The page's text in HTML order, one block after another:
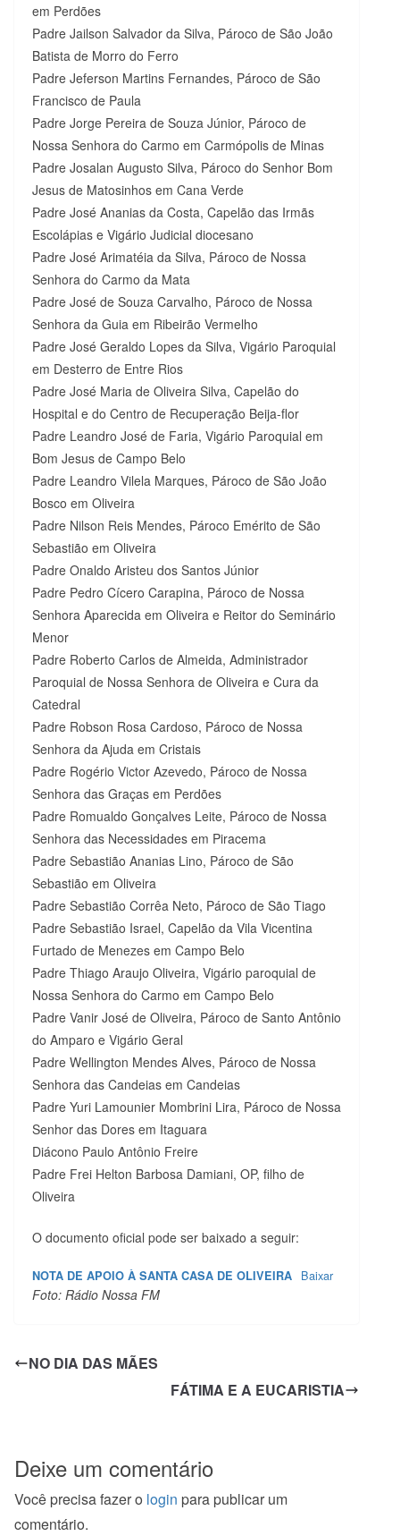
em Perdões
Padre Jailson Salvador da Silva, Pároco de São João
Batista de Morro do Ferro
Padre Jeferson Martins Fernandes, Pároco de São
Francisco de Paula
Padre Jorge Pereira de Souza Júnior, Pároco de
Nossa Senhora do Carmo em Carmópolis de Minas
Padre Josalan Augusto Silva, Pároco do Senhor Bom
Jesus de Matosinhos em Cana Verde
Padre José Ananias da Costa, Capelão das Irmãs
Escolápias e Vigário Judicial diocesano
Padre José Arimatéia da Silva, Pároco de Nossa
Senhora do Carmo da Mata
Padre José de Souza Carvalho, Pároco de Nossa
Senhora da Guia em Ribeirão Vermelho
Padre José Geraldo Lopes da Silva, Vigário Paroquial
em Desterro de Entre Rios
Padre José Maria de Oliveira Silva, Capelão do
Hospital e do Centro de Recuperação Beija-flor
Padre Leandro José de Faria, Vigário Paroquial em
Bom Jesus de Campo Belo
Padre Leandro Vilela Marques, Pároco de São João
Bosco em Oliveira
Padre Nilson Reis Mendes, Pároco Emérito de São
Sebastião em Oliveira
Padre Onaldo Aristeu dos Santos Júnior
Padre Pedro Cícero Carapina, Pároco de Nossa
Senhora Aparecida em Oliveira e Reitor do Seminário
Menor
Padre Roberto Carlos de Almeida, Administrador
Paroquial de Nossa Senhora de Oliveira e Cura da
Catedral
Padre Robson Rosa Cardoso, Pároco de Nossa
Senhora da Ajuda em Cristais
Padre Rogério Victor Azevedo, Pároco de Nossa
Senhora das Graças em Perdões
Padre Romualdo Gonçalves Leite, Pároco de Nossa
Senhora das Necessidades em Piracema
Padre Sebastião Ananias Lino, Pároco de São
Sebastião em Oliveira
Padre Sebastião Corrêa Neto, Pároco de São Tiago
Padre Sebastião Israel, Capelão da Vila Vicentina
Furtado de Menezes em Campo Belo
Padre Thiago Araujo Oliveira, Vigário paroquial de
Nossa Senhora do Carmo em Campo Belo
Padre Vanir José de Oliveira, Pároco de Santo Antônio
do Amparo e Vigário Geral
Padre Wellington Mendes Alves, Pároco de Nossa
Senhora das Candeias em Candeias
Padre Yuri Lamounier Mombrini Lira, Pároco de Nossa
Senhor das Dores em Itaguara
Diácono Paulo Antônio Freire
Padre Frei Helton Barbosa Damiani, OP, filho de
Oliveira
O documento oficial pode ser baixado a seguir:
NOTA DE APOIO À SANTA CASA DE OLIVEIRA Baixar
Foto: Rádio Nossa FM
NO DIA DAS MÃES
FÁTIMA E A EUCARISTIA
Deixe um comentário
Você precisa fazer o login para publicar um
comentário.